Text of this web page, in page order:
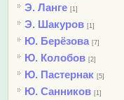
Э. Ланге [1]
Э. Шакуров [1]
Ю. Берёзова [7]
Ю. Колобов [2]
Ю. Пастернак [5]
Ю. Санников [1]